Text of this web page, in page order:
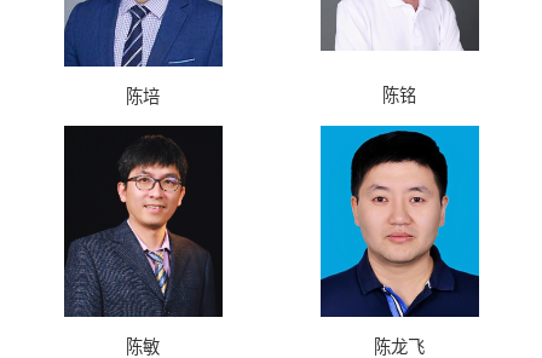
陈培 陈铭
陈敏 陈龙飞